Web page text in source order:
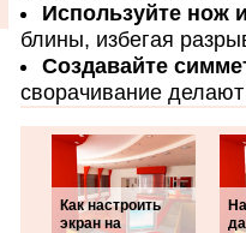
Используйте нож
блины, избегая
Создавайте
сворачивание
Как настроить
экран на